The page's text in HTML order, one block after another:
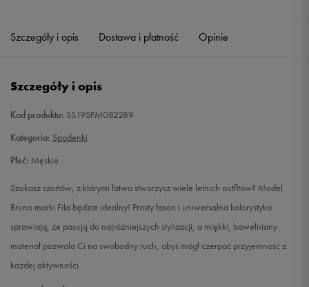
Szczegóły i opis Dostawa i płatność Opinie
Szczegóły i opis
Kod produktu: SS19SPM082289
Kategoria: Spodenki
Płeć: Męskie
Szukasz szortów, z którymi łatwo stworzysz wiele letnich outfitów? Model
Bruno marki Fila będzie idealny! Prosty fason i uniwersalna kolorystyka
sprawiają, że pasują do najróżniejszych stylizacji, a miękki, bawełniany
materiał pozwala Ci na swobodny ruch, abyś mógł czerpać przyjemność z
każdej aktywności.